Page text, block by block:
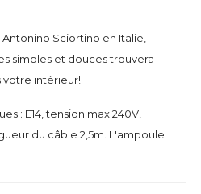
Sciortino en Italie,
simples et douces trouvera
votre intérieur!
: E14, tension max.240V,
du câble 2,5m. L'ampoule